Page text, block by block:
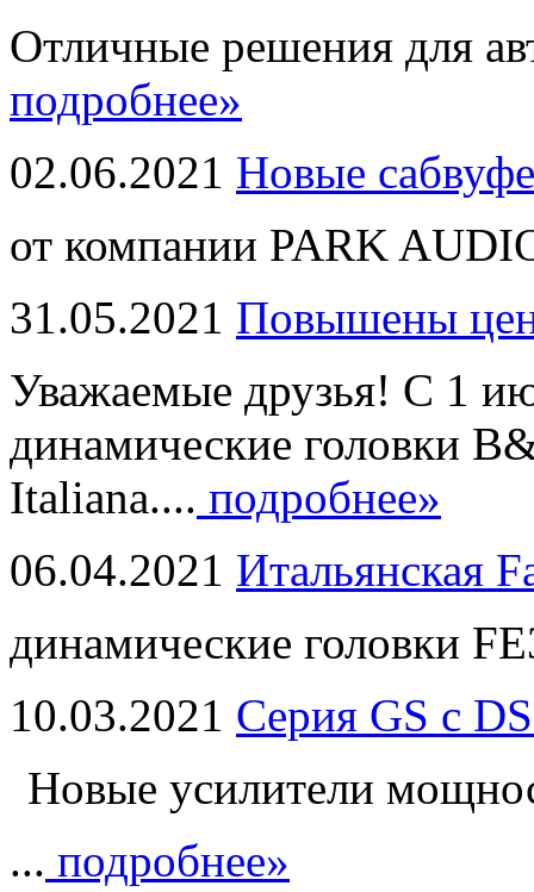
Отличные решения для
подробнее»
02.06.2021 Новые
от компании PARK
31.05.2021 Повышены
Уважаемые друзья! С 1
динамические головки
Italiana.... подробнее»
06.04.2021 Итальянская
динамические головки
10.03.2021 Серия GS с
Новые усилители
... подробнее»